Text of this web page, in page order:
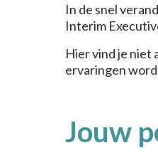
In de snel
Interim
Hier vind je niet
ervaringen
Jouw